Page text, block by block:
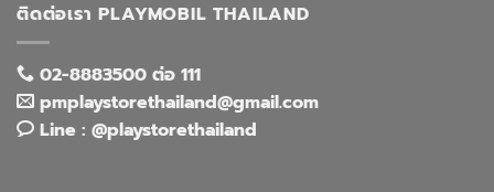
ติดต่อเรา PLAYMOBIL THAILAND
02-8883500 ต่อ 111
pmplaystorethailand@gmail.com
Line : @playstorethailand